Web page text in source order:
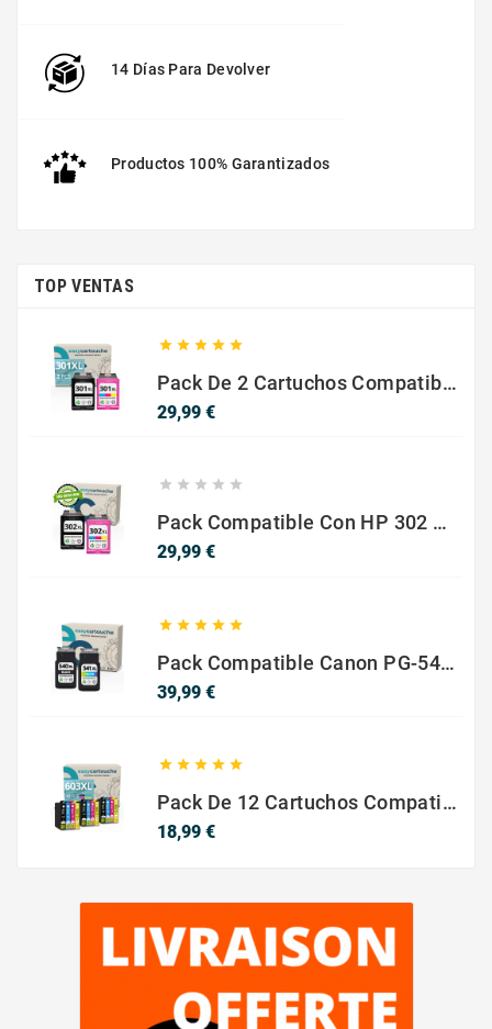
14 Días Para Devolver
Productos 100% Garantizados
TOP VENTAS
    
Pack De 2 Cartuchos Compatibles Con HP 301 XL Negro Y Color
29,99 €Precio
    
Pack Compatible Con HP 302 XL Negro Y Color - SIN NIVEL DE TINTA
29,99 €Precio
    
Pack Compatible Canon PG-540 XL / CL-541 XL ? Negro Y Color ? Alta Capacidad
39,99 €Precio
    
Pack De 12 Cartuchos Compatibles EPSON 603XL
18,99 €Precio